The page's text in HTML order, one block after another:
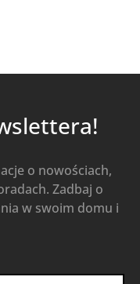
o nowościach,
Zadbaj o
w swoim domu i